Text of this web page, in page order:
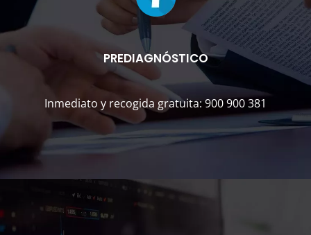
PREDIAGNÓSTICO
Inmediato y recogida gratuita: 900 900 381